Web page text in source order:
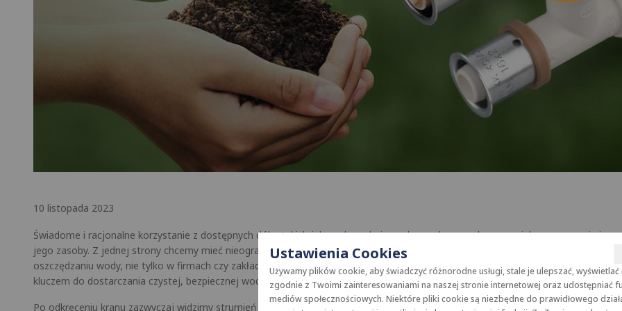
Ustawienia Cookies
Używamy plików cookie, aby świadczyć różnorodne usługi, stale je ulepszać,
zgodnie z Twoimi zainteresowaniami na naszej stronie internetowej oraz udostępniać
mediów społecznościowych. Niektóre pliki cookie są niezbędne do prawidłowego
10 listopada 2023
Świadome i racjonalne korzystanie z dostępnych dóbr, takich jak woda zyskuje w obecnych czasach coraz większe znaczenie i
jego zasoby. Z jednej strony chcemy mieć nieograniczony dostęp do czystej wody, z drugiej – postępujące zmiany klimatu
oszczędzaniu wody, nie tylko w firmach czy zakładach produkcyjnych, ale również w gospodarstwach domowych. Właściwie
kluczem do dostarczania czystej, bezpiecznej wody, która ma bezpośredni wpływ na nasze zdrowie i dobre samopoczucie.
Po odkręceniu kranu zazwyczaj widzimy strumień wody, która nie wyróżnia się niczym szczególnym. Warto jednak wiedzieć, że